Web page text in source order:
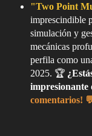
"Two Point
imprescindible
simulación y
mecánicas
perfila como
2025. 🏆
impresionante
comentarios!